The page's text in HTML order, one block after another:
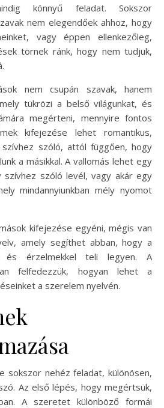
könnyű feladat. Sokszor
nem elegendőek ahhoz, hogy
vagy éppen ellenkezőleg,
törnek ránk, hogy nem tudjuk,
nem csupán szavak, hanem
tükrözi a belső világunkat, és
megérteni, mennyire fontos
kifejezése lehet romantikus,
szóló, attól függően, hogy
a másikkal. A vallomás lehet egy
szóló levél, vagy akár egy
mindannyiunkban mély nyomot
kifejezése egyéni, mégis van
amely segíthet abban, hogy a
és érzelmekkel teli legyen. A
felfedezzük, hogyan lehet a
a szerelem nyelvén.
sokszor nehéz feladat, különösen,
Az első lépés, hogy megértsük,
A szeretet különböző formái